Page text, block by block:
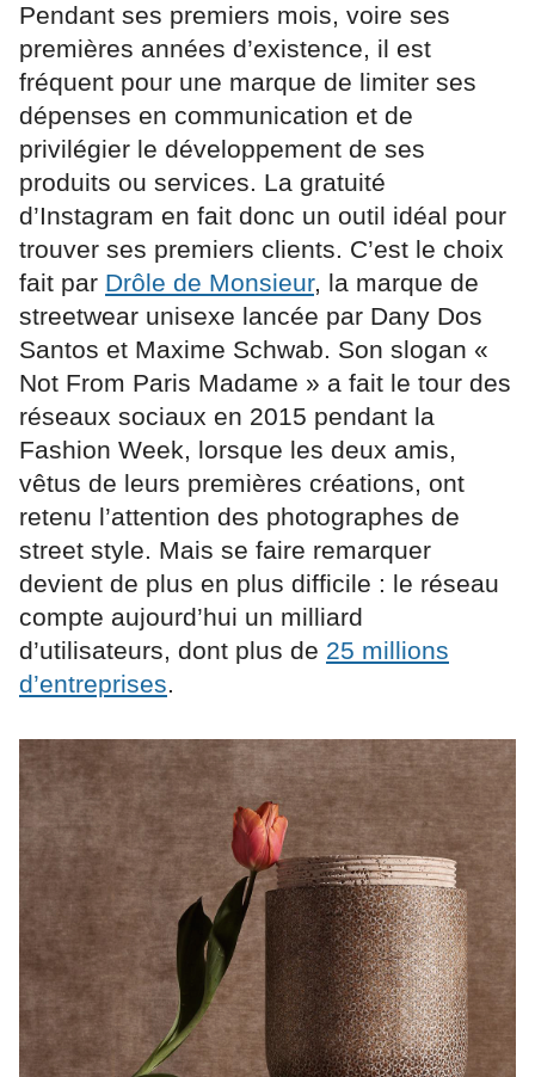
Pendant ses premiers mois, voire ses
premières années d’existence, il est
fréquent pour une marque de limiter ses
dépenses en communication et de
privilégier le développement de ses
produits ou services. La gratuité
d’Instagram en fait donc un outil idéal pour
trouver ses premiers clients. C’est le choix
fait par Drôle de Monsieur, la marque de
streetwear unisexe lancée par Dany Dos
Santos et Maxime Schwab. Son slogan «
Not From Paris Madame » a fait le tour des
réseaux sociaux en 2015 pendant la
Fashion Week, lorsque les deux amis,
vêtus de leurs premières créations, ont
retenu l’attention des photographes de
street style. Mais se faire remarquer
devient de plus en plus difficile : le réseau
compte aujourd’hui un milliard
d’utilisateurs, dont plus de 25 millions
d’entreprises.